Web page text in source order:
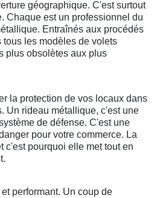
géographique. C'est surtout
Chaque est un professionnel du
Entraînés aux procédés
tous les modèles de volets
plus obsolètes aux plus
la protection de vos locaux dans
Un rideau métallique, c'est une
de défense. C'est une
pour votre commerce. La
c'est pourquoi elle met tout en
performant. Un coup de